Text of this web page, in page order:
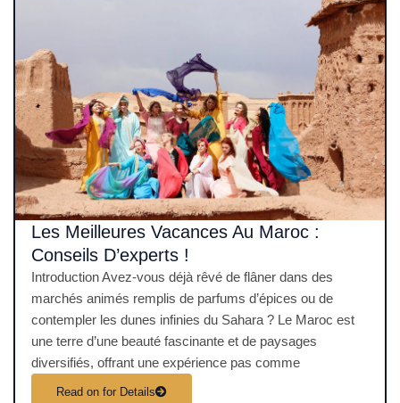
Les Meilleures Vacances Au Maroc :
Conseils D’experts !
Introduction Avez-vous déjà rêvé de flâner dans des
marchés animés remplis de parfums d’épices ou de
contempler les dunes infinies du Sahara ? Le Maroc est
une terre d’une beauté fascinante et de paysages
diversifiés, offrant une expérience pas comme
Read on for Details